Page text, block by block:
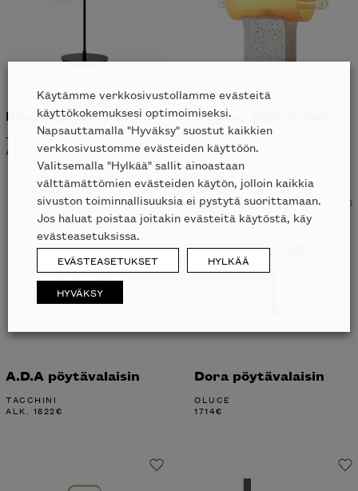
Biba pöytävalaisin
TATO
ALK. 1845€
Overlay pöytävalaisin
ALK.1827€
A.D.A pöytävalaisin
TACCHINI
ALK. 1822€
Liikkeessä
Dora pöytävalaisin
OLUCE
1714€
Käytämme verkkosivustollamme evästeitä
käyttökokemuksesi optimoimiseksi.
Napsauttamalla "Hyväksy" suostut kaikkien
verkkosivustomme evästeiden käyttöön.
Valitsemalla "Hylkää" sallit ainoastaan
välttämättömien evästeiden käytön, jolloin kaikkia
sivuston toiminnallisuuksia ei pystytä suorittamaan.
Jos haluat poistaa joitakin evästeitä käytöstä, käy
evästeasetuksissa.
EVÄSTEASETUKSET HYLKÄÄ
HYVÄKSY